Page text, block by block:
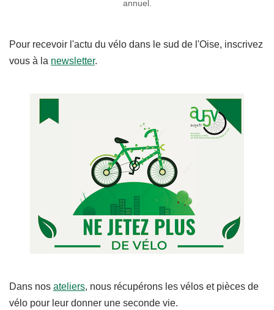
annuel.
Pour recevoir l'actu du vélo dans le sud de l'Oise, inscrivez
vous à la newsletter.
Dans nos ateliers, nous récupérons les vélos et pièces de
vélo pour leur donner une seconde vie.